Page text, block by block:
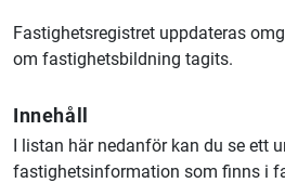
Fastighetsregistret uppdateras
om fastighetsbildning tagits.
Innehåll
I listan här nedanför kan du se ett
fastighetsinformation som finns i